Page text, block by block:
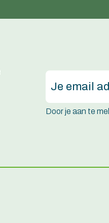
Door je aan te